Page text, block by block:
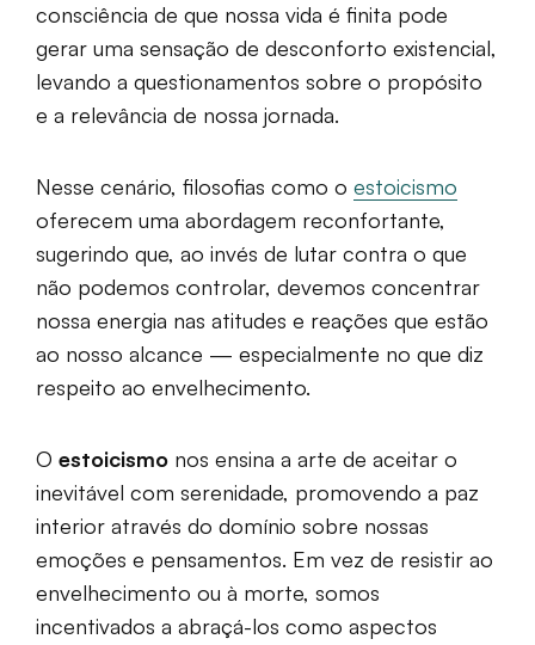
consciência de que nossa vida é finita pode
gerar uma sensação de desconforto existencial,
levando a questionamentos sobre o propósito
e a relevância de nossa jornada.
Nesse cenário, filosofias como o estoicismo
oferecem uma abordagem reconfortante,
sugerindo que, ao invés de lutar contra o que
não podemos controlar, devemos concentrar
nossa energia nas atitudes e reações que estão
ao nosso alcance — especialmente no que diz
respeito ao envelhecimento.
O estoicismo nos ensina a arte de aceitar o
inevitável com serenidade, promovendo a paz
interior através do domínio sobre nossas
emoções e pensamentos. Em vez de resistir ao
envelhecimento ou à morte, somos
incentivados a abraçá-los como aspectos